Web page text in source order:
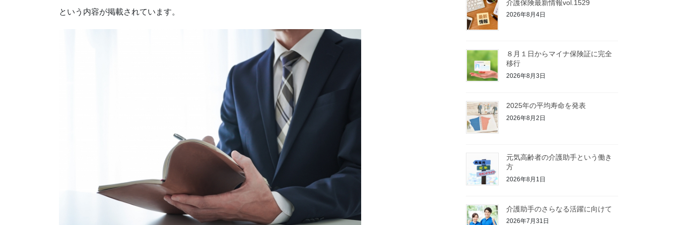
という内容が掲載されています。
介護保険最新情報vol.1529
2026年8月4日
８月１日からマイナ保険証に完全
移行
2026年8月3日
2025年の平均寿命を発表
2026年8月2日
元気高齢者の介護助手という働き
方
2026年8月1日
介護助手のさらなる活躍に向けて
2026年7月31日